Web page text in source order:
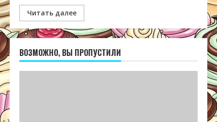
Читать далее
ВОЗМОЖНО, ВЫ ПРОПУСТИЛИ